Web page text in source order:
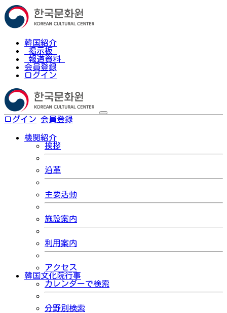
韓国紹介
掲示板
報道資料
会員登録
ログイン
ログイン 会員登録
機関紹介
挨拶
沿革
主要活動
施設案内
利用案内
アクセス
韓国文化院行事
カレンダーで検索
分野別検索